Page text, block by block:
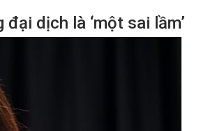
dịch là ‘một sai lầm’